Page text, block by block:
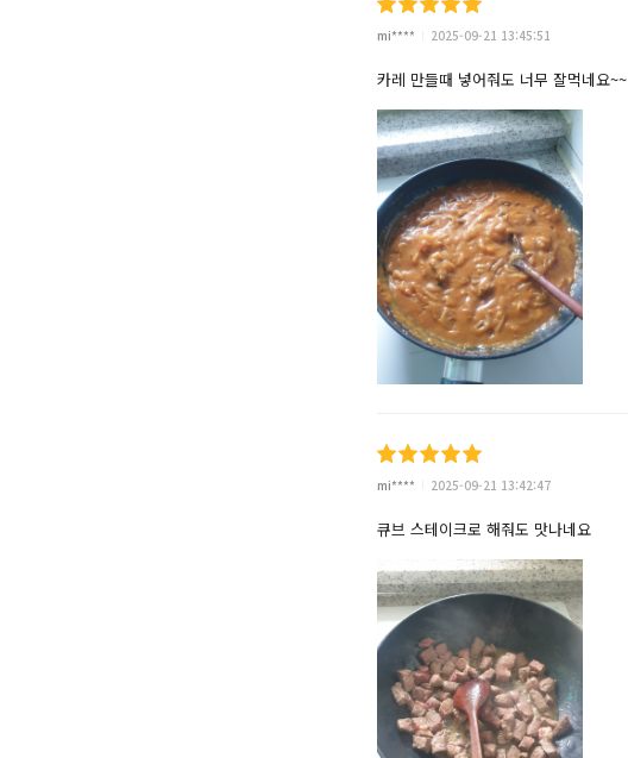
mi**** 2025-09-21 13:45:51
카레 만들때 넣어줘도 너무 잘먹네요~~
mi**** 2025-09-21 13:42:47
큐브 스테이크로 해줘도 맛나네요